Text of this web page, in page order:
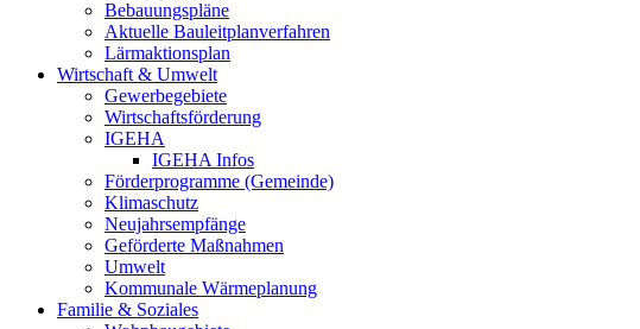
Bebauungspläne
Aktuelle Bauleitplanverfahren
Lärmaktionsplan
Wirtschaft & Umwelt
Gewerbegebiete
Wirtschaftsförderung
IGEHA
IGEHA Infos
Förderprogramme (Gemeinde)
Klimaschutz
Neujahrsempfänge
Geförderte Maßnahmen
Umwelt
Kommunale Wärmeplanung
Familie & Soziales